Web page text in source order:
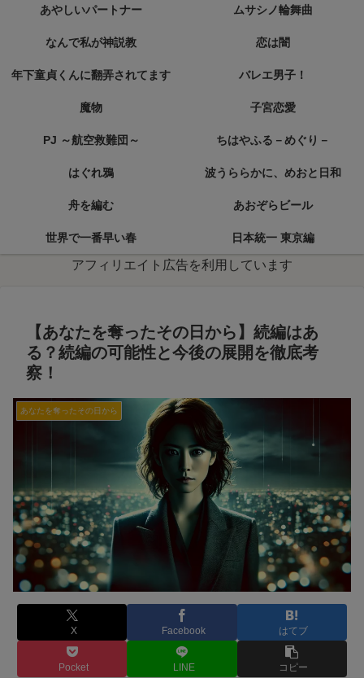
あやしいパートナー ムサシノ輪舞曲
なんで私が神説教 恋は闇
年下童貞くんに翻弄されてます バレエ男子！
魔物 子宮恋愛
PJ ～航空救難団～ ちはやふる－めぐり－
はぐれ鴉 波うららかに、めおと日和
舟を編む あおぞらビール
世界で一番早い春 日本統一 東京編
アフィリエイト広告を利用しています
【あなたを奪ったその日から】続編はあ
る？続編の可能性と今後の展開を徹底考
察！
あなたを奪ったその日から
X Facebook はてブ
Pocket LINE コピー